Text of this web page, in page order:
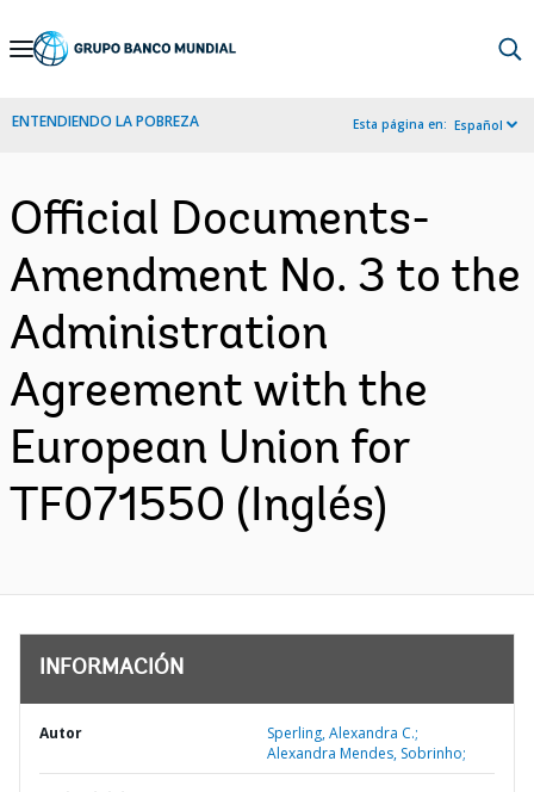
Skip
Navigation
ENTENDIENDO LA POBREZA Esta página en: Español
Official Documents-
Amendment No. 3 to the
Administration
Agreement with the
European Union for
TF071550 (Inglés)
INFORMACIÓN
Autor
Sperling, Alexandra C.;
Alexandra Mendes, Sobrinho;